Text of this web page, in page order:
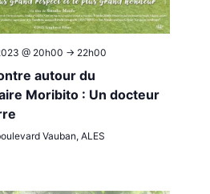
@ 20h00 -> 22h00
autour du
Moribito : Un docteur
Vauban, ALES